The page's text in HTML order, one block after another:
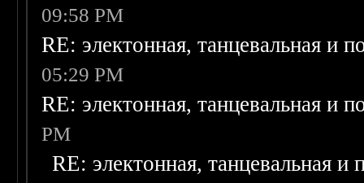
09:58 PM
RE: электонная, танцевальная и
05:29 PM
RE: электонная, танцевальная и
PM
RE: электонная, танцевальная и